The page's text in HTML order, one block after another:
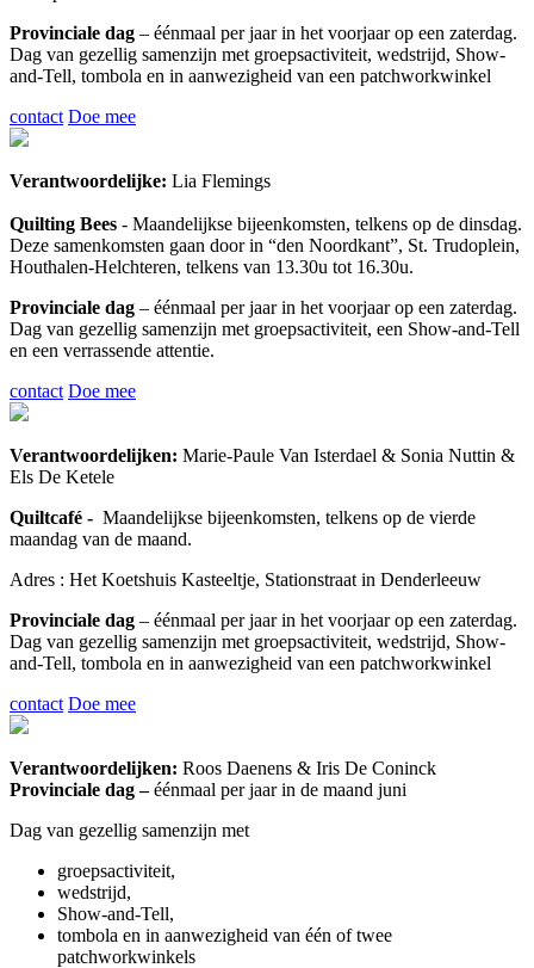
Provinciale dag – éénmaal per jaar in het voorjaar op een zaterdag.
Dag van gezellig samenzijn met groepsactiviteit, wedstrijd, Show-
and-Tell, tombola en in aanwezigheid van een patchworkwinkel
contact Doe mee
Verantwoordelijke: Lia Flemings
Quilting Bees - Maandelijkse bijeenkomsten, telkens op de dinsdag.
Deze samenkomsten gaan door in “den Noordkant”, St. Trudoplein,
Houthalen-Helchteren, telkens van 13.30u tot 16.30u.
Provinciale dag – éénmaal per jaar in het voorjaar op een zaterdag.
Dag van gezellig samenzijn met groepsactiviteit, een Show-and-Tell
en een verrassende attentie.
contact Doe mee
Verantwoordelijken: Marie-Paule Van Isterdael & Sonia Nuttin &
Els De Ketele
Quiltcafé - Maandelijkse bijeenkomsten, telkens op de vierde
maandag van de maand.
Adres : Het Koetshuis Kasteeltje, Stationstraat in Denderleeuw
Provinciale dag – éénmaal per jaar in het voorjaar op een zaterdag.
Dag van gezellig samenzijn met groepsactiviteit, wedstrijd, Show-
and-Tell, tombola en in aanwezigheid van een patchworkwinkel
contact Doe mee
Verantwoordelijken: Roos Daenens & Iris De Coninck
Provinciale dag –éénmaal per jaar in de maand juni
Dag van gezellig samenzijn met
groepsactiviteit,
wedstrijd,
Show-and-Tell,
tombola en in aanwezigheid van één of twee
patchworkwinkels